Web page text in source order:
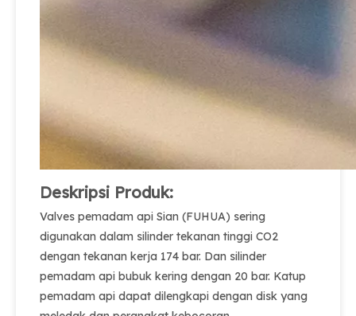
Deskripsi Produk:
Valves pemadam api Sian (FUHUA) sering
digunakan dalam silinder tekanan tinggi CO2
dengan tekanan kerja 174 bar. Dan silinder
pemadam api bubuk kering dengan 20 bar. Katup
pemadam api dapat dilengkapi dengan disk yang